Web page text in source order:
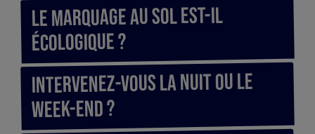
Le marquage au sol est-il
écologique ?
Intervenez-vous la nuit ou le
week-end ?